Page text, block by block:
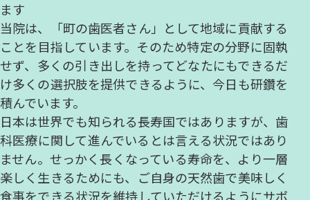
ます
当院は、「町の歯医者さん」として地域に貢献する
ことを目指しています。そのため特定の分野に固執
せず、多くの引き出しを持ってどなたにもできるだ
け多くの選択肢を提供できるように、今日も研鑽を
積んでいます。
日本は世界でも知られる長寿国ではありますが、歯
科医療に関して進んでいるとは言える状況ではあり
ません。せっかく長くなっている寿命を、より一層
楽しく生きるためにも、ご自身の天然歯で美味しく
食事をできる状況を維持していただけるようにサポ